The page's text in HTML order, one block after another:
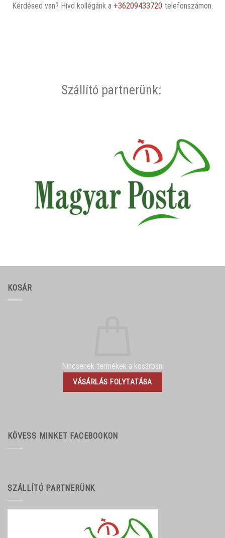
Kérdésed van? Hívd kollégánk a +36209433720 telefonszámon.
Szállító partnerünk:
KOSÁR
Nincsenek termékek a kosárban.
VÁSÁRLÁS FOLYTATÁSA
KÖVESS MINKET FACEBOOKON
SZÁLLÍTÓ PARTNERÜNK